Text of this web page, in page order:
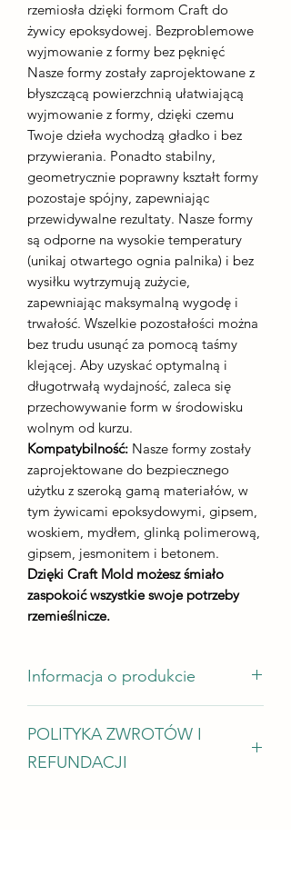
rzemiosła dzięki formom Craft do
żywicy epoksydowej. Bezproblemowe
wyjmowanie z formy bez pęknięć
Nasze formy zostały zaprojektowane z
błyszczącą powierzchnią ułatwiającą
wyjmowanie z formy, dzięki czemu
Twoje dzieła wychodzą gładko i bez
przywierania. Ponadto stabilny,
geometrycznie poprawny kształt formy
pozostaje spójny, zapewniając
przewidywalne rezultaty. Nasze formy
są odporne na wysokie temperatury
(unikaj otwartego ognia palnika) i bez
wysiłku wytrzymują zużycie,
zapewniając maksymalną wygodę i
trwałość. Wszelkie pozostałości można
bez trudu usunąć za pomocą taśmy
klejącej. Aby uzyskać optymalną i
długotrwałą wydajność, zaleca się
przechowywanie form w środowisku
wolnym od kurzu.
Kompatybilność: Nasze formy zostały
zaprojektowane do bezpiecznego
użytku z szeroką gamą materiałów, w
tym żywicami epoksydowymi, gipsem,
woskiem, mydłem, glinką polimerową,
gipsem, jesmonitem i betonem.
Dzięki Craft Mold możesz śmiało
zaspokoić wszystkie swoje potrzeby
rzemieślnicze.
Informacja o produkcie
wysokość odlewu - nie mniej niż 5 mm
POLITYKA ZWROTÓW I
REFUNDACJI